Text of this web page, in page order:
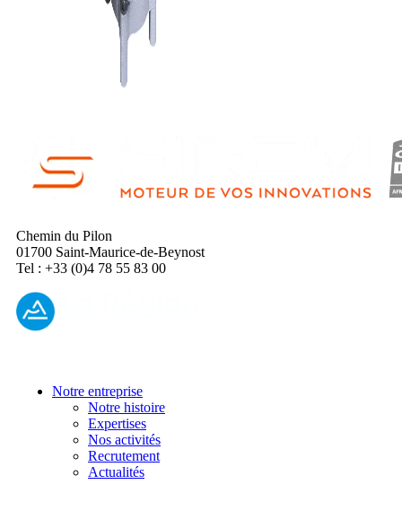
Chemin du Pilon
01700 Saint-Maurice-de-Beynost
Tel : +33 (0)4 78 55 83 00
Notre entreprise
Notre histoire
Expertises
Nos activités
Recrutement
Actualités